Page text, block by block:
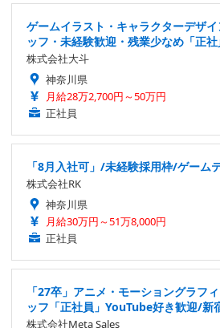
ゲームイラスト・キャラクターデザ
ッフ・未経験歓迎・残業少なめ「正
株式会社大斗
神奈川県
月給28万2,700円～50万円
正社員
「8月入社可」/未経験採用枠/ゲーム
株式会社RK
神奈川県
月給30万円～51万8,000円
正社員
「27卒」アニメ・モーショングラフ
ッフ「正社員」YouTube好き歓迎/新
株式会社Meta Sales